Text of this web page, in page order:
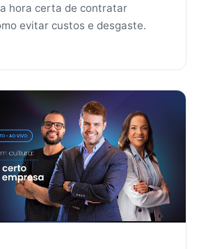
hora certa de contratar
evitar custos e desgaste.